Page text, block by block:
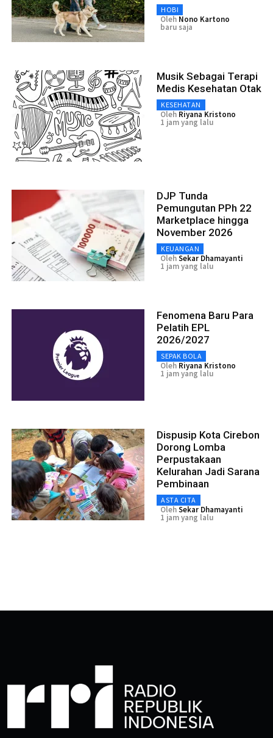
HOBI
Oleh Nono Kartono
baru saja
Musik Sebagai Terapi
Medis Kesehatan Otak
KESEHATAN
Oleh Riyana Kristono
1 jam yang lalu
DJP Tunda
Pemungutan PPh 22
Marketplace hingga
November 2026
KEUANGAN
OlehSekar Dhamayanti
1 jam yang lalu
Fenomena Baru Para
Pelatih EPL
2026/2027
SEPAK BOLA
Oleh Riyana Kristono
1 jam yang lalu
Dispusip Kota Cirebon
Dorong Lomba
Perpustakaan
Kelurahan Jadi Sarana
Pembinaan
ASTA CITA
OlehSekar Dhamayanti
1 jam yang lalu